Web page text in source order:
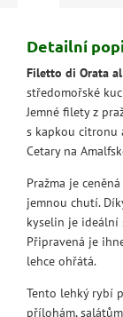
Detailní
Filetto di Orata
středomořské
Jemné filety z
s kapkou citronu
Cetary na
Pražma je
jemnou chutí.
kyselin je ideální
Připravená je
lehce ohřátá.
Tento lehký rybí
přílohám,